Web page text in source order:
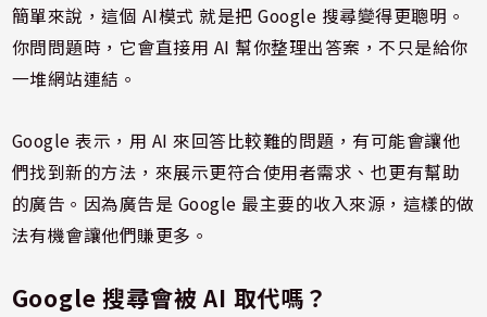
簡單來說，這個 AI模式 就是把 Google 搜尋變得更聰明。
你問問題時，它會直接用 AI 幫你整理出答案，不只是給你
一堆網站連結。
Google 表示，用 AI 來回答比較難的問題，有可能會讓他
們找到新的方法，來展示更符合使用者需求、也更有幫助
的廣告。因為廣告是 Google 最主要的收入來源，這樣的做
法有機會讓他們賺更多。
Google 搜尋會被 AI 取代嗎？